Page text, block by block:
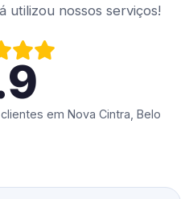
utilizou nossos serviços!
em Nova Cintra, Belo